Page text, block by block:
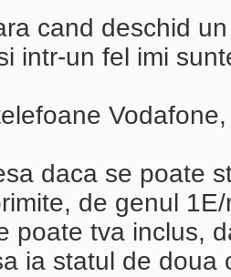
cand deschid
intr-un fel imi
daca se poate
de genul
poate tva inclus,
ia statul de doua